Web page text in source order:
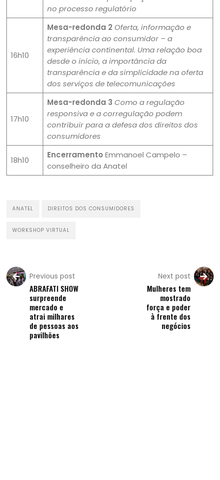
no processo regulatório
16h10
Mesa-redonda 2 Oferta, informação e
transparência ao consumidor – a
experiência continental. Uma relação boa
desde o início, a importância da
transparência e da simplicidade na oferta
dos serviços de telecomunicações
17h10
Mesa-redonda 3 Como a regulação
responsiva e a corregulação podem
contribuir para a defesa dos direitos dos
consumidores
18h10
Encerramento Emmanoel Campelo –
conselheiro da Anatel
ANATEL DIREITOS DOS CONSUMIDORES
WORKSHOP VIRTUAL
Previous post
ABRAFATI SHOW
surpreende
mercado e
atrai milhares
de pessoas aos
pavilhões
Next post
Mulheres tem
mostrado
força e poder
à frente dos
negócios